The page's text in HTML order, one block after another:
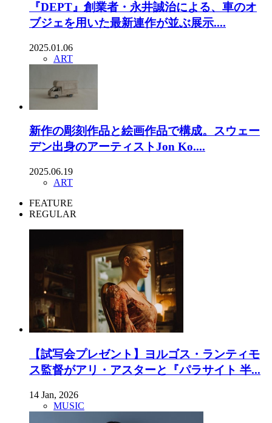
『DEPT』創業者・永井誠治による、車のオ
ブジェを用いた最新連作が並ぶ展示....
2025.01.06
ART
新作の彫刻作品と絵画作品で構成。スウェー
デン出身のアーティストJon Ko....
2025.06.19
ART
FEATURE
REGULAR
【試写会プレゼント】ヨルゴス・ランティモ
ス監督がアリ・アスターと『パラサイト 半...
14 Jan, 2026
MUSIC